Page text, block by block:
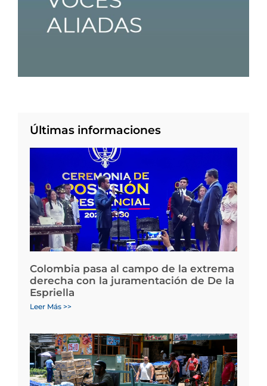
Últimas informaciones
Colombia pasa al campo de la extrema
derecha con la juramentación de De la
Espriella
Leer Más >>